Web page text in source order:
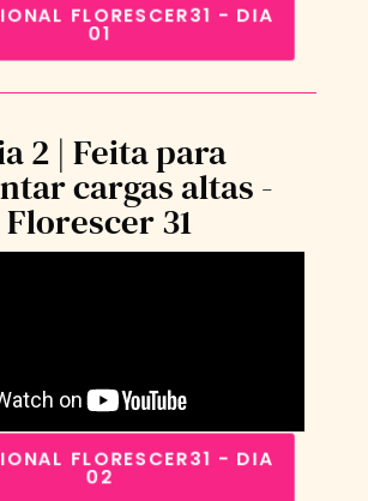
FLORESCER31 - DIA
01
2 | Feita para
cargas altas -
Florescer 31
FLORESCER31 - DIA
02